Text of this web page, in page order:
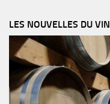
LES NOUVELLES DU VIN